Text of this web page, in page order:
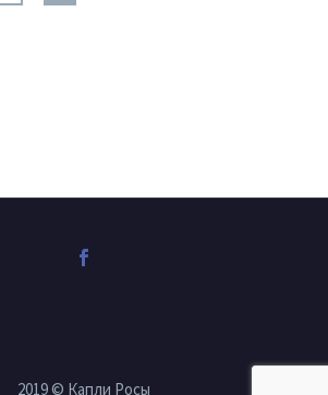
2019 © Капли Росы